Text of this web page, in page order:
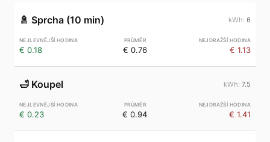
🚿 Sprcha (10 min) 6
€ 0.18 € 0.76 € 1.13
🛁 Koupel 7.5
€ 0.23 € 0.94 € 1.41